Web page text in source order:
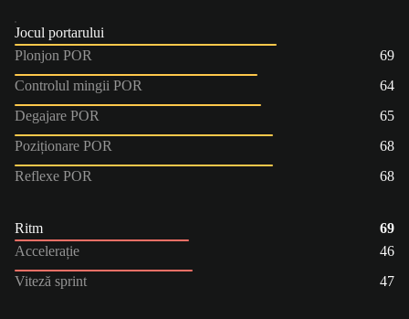
Jocul portarului
Plonjon POR
69
Controlul mingii POR
64
Degajare POR
65
Poziționare POR
68
Reflexe POR
68
Ritm
69
Accelerație
46
Viteză sprint
47